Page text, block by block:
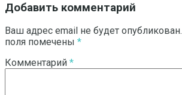
Добавить комментарий
Ваш адрес email не будет опубликован.
поля помечены *
Комментарий *